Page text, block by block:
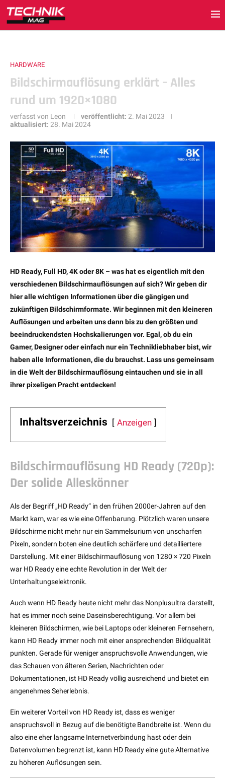
HARDWARE
Bildschirmauflösung erklärt – Alles
rund um 1920×1080
verfasst von Leon veröffentlicht: 2. Mai 2023
aktualisiert: 28. Mai 2024
HD Ready, Full HD, 4K oder 8K – was hat es eigentlich mit den
verschiedenen Bildschirmauflösungen auf sich? Wir geben dir
hier alle wichtigen Informationen über die gängigen und
zukünftigen Bildschirmformate. Wir beginnen mit den kleineren
Auflösungen und arbeiten uns dann bis zu den größten und
beeindruckendsten Hochskalierungen vor. Egal, ob du ein
Gamer, Designer oder einfach nur ein Technikliebhaber bist, wir
haben alle Informationen, die du brauchst. Lass uns gemeinsam
in die Welt der Bildschirmauflösung eintauchen und sie in all
ihrer pixeligen Pracht entdecken!
Inhaltsverzeichnis Anzeigen
Bildschirmauflösung HD Ready (720p):
Der solide Alleskönner
Als der Begriff „HD Ready“ in den frühen 2000er-Jahren auf den
Markt kam, war es wie eine Offenbarung. Plötzlich waren unsere
Bildschirme nicht mehr nur ein Sammelsurium von unscharfen
Pixeln, sondern boten eine deutlich schärfere und detailliertere
Darstellung. Mit einer Bildschirmauflösung von 1280 × 720 Pixeln
war HD Ready eine echte Revolution in der Welt der
Unterhaltungselektronik.
Auch wenn HD Ready heute nicht mehr das Nonplusultra darstellt,
hat es immer noch seine Daseinsberechtigung. Vor allem bei
kleineren Bildschirmen, wie bei Laptops oder kleineren Fernsehern,
kann HD Ready immer noch mit einer ansprechenden Bildqualität
punkten. Gerade für weniger anspruchsvolle Anwendungen, wie
das Schauen von älteren Serien, Nachrichten oder
Dokumentationen, ist HD Ready völlig ausreichend und bietet ein
angenehmes Seherlebnis.
Ein weiterer Vorteil von HD Ready ist, dass es weniger
anspruchsvoll in Bezug auf die benötigte Bandbreite ist. Wenn du
also eine eher langsame Internetverbindung hast oder dein
Datenvolumen begrenzt ist, kann HD Ready eine gute Alternative
zu höheren Auflösungen sein.